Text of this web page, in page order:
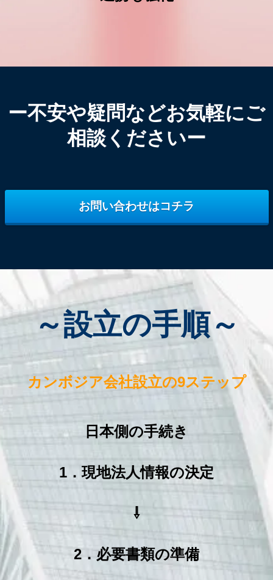
ー不安や疑問などお気軽にご
相談くださいー
お問い合わせはコチラ
～設立の手順～
カンボジア会社設立の9ステップ
日本側の手続き
1．現地法人情報の決定
⇩
2．必要書類の準備